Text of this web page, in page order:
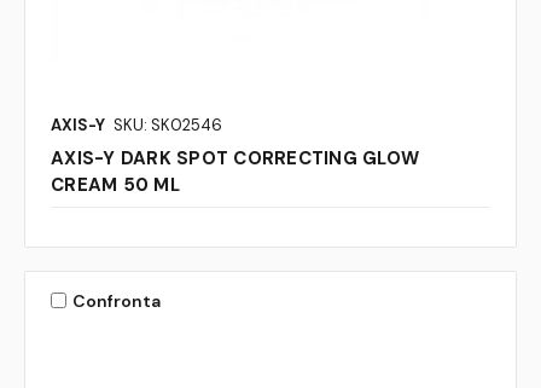
AXIS-Y SKU: SK02546
AXIS-Y DARK SPOT CORRECTING GLOW
CREAM 50 ML
Confronta